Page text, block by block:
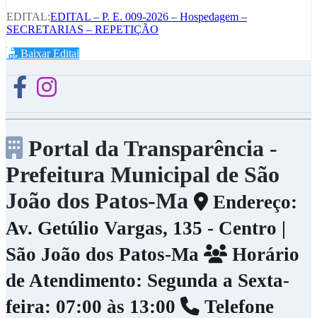
EDITAL:EDITAL – P. E. 009-2026 – Hospedagem –
SECRETARIAS – REPETIÇÃO
Baixar Edital
Portal da Transparência -
Prefeitura Municipal de São
João dos Patos-Ma
Endereço:
Av. Getúlio Vargas, 135 - Centro |
São João dos Patos-Ma
Horário
de Atendimento: Segunda a Sexta-
feira: 07:00 às 13:00
Telefone